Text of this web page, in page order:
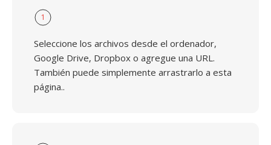
1
Seleccione los archivos desde el ordenador,
Google Drive, Dropbox o agregue una URL.
También puede simplemente arrastrarlo a esta
página..